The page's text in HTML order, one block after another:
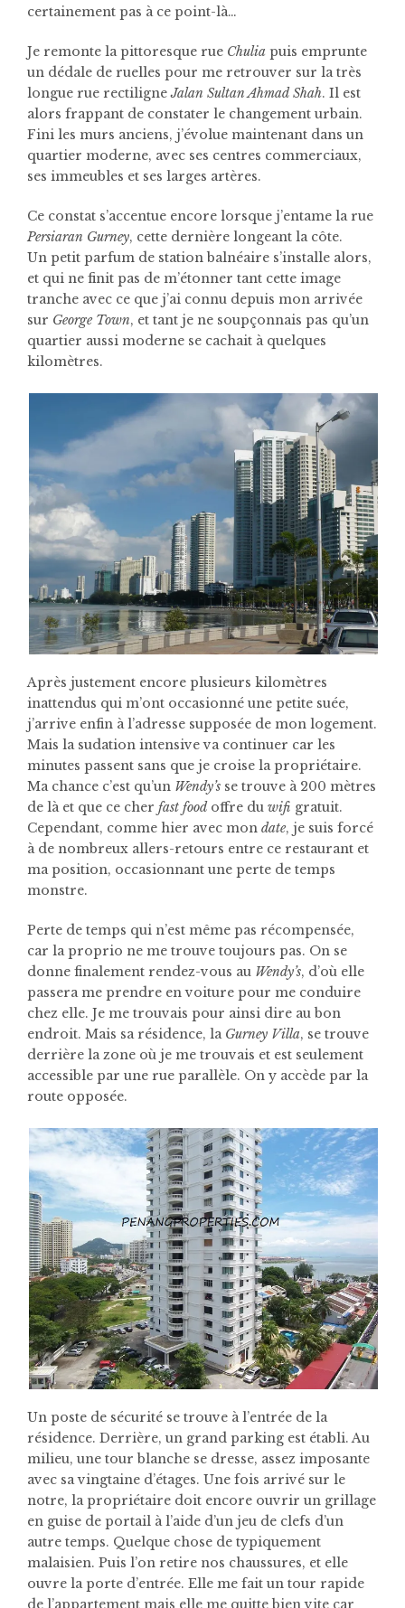
certainement pas à ce point-là…
Je remonte la pittoresque rue Chulia puis emprunte
un dédale de ruelles pour me retrouver sur la très
longue rue rectiligneJalan Sultan Ahmad Shah. Il est
alors frappant de constater le changement urbain.
Fini les murs anciens, j’évolue maintenant dans un
quartier moderne, avec ses centres commerciaux,
ses immeubles et ses larges artères.
Ce constat s’accentue encore lorsque j’entame la rue
Persiaran Gurney, cette dernière longeant la côte.
Un petit parfum de station balnéaire s’installe alors,
et qui ne finit pas de m’étonner tant cette image
tranche avec ce que j’ai connu depuis mon arrivée
sur George Town, et tant je ne soupçonnais pas qu’un
quartier aussi moderne se cachait à quelques
kilomètres.
Après justement encore plusieurs kilomètres
inattendus qui m’ont occasionné une petite suée,
j’arrive enfin à l’adresse supposée de mon logement.
Mais la sudation intensive va continuer car les
minutes passent sans que je croise la propriétaire.
Ma chance c’est qu’un Wendy’s se trouve à 200 mètres
de là et que ce cher fast foodoffre du wifi gratuit.
Cependant, comme hier avec mon date, je suis forcé
à de nombreux allers-retours entre ce restaurant et
ma position, occasionnant une perte de temps
monstre.
Perte de temps qui n’est même pas récompensée,
car la proprio ne me trouve toujours pas. On se
donne finalement rendez-vous au Wendy’s, d’où elle
passera me prendre en voiture pour me conduire
chez elle. Je me trouvais pour ainsi dire au bon
endroit. Mais sa résidence, la Gurney Villa, se trouve
derrière la zone où je me trouvais et est seulement
accessible par une rue parallèle. On y accède par la
route opposée.
Un poste de sécurité se trouve à l’entrée de la
résidence. Derrière, un grand parking est établi. Au
milieu, une tour blanche se dresse, assez imposante
avec sa vingtaine d’étages. Une fois arrivé sur le
notre, la propriétaire doit encore ouvrir un grillage
en guise de portail à l’aide d’un jeu de clefs d’un
autre temps. Quelque chose de typiquement
malaisien. Puis l’on retire nos chaussures, et elle
ouvre la porte d’entrée. Elle me fait un tour rapide
de l’appartement mais elle me quitte bien vite car